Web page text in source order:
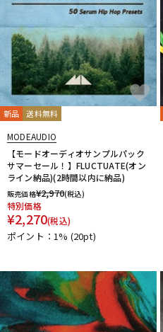
新品 送料無料
MODEAUDIO
【モードオーディオサンプルパック
サマーセール！】FLUCTUATE(オン
ライン納品)(2時間以内に納品)
販売価格¥2,970(税込)
特別価格
¥2,270(税込)
ポイント：1% (20pt)